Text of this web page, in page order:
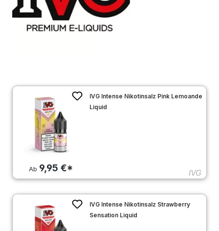
Ab 9,95 €*
IVG Intense Nikotinsalz Pink Lemoande
Liquid
IVG
IVG Intense Nikotinsalz Strawberry
Sensation Liquid